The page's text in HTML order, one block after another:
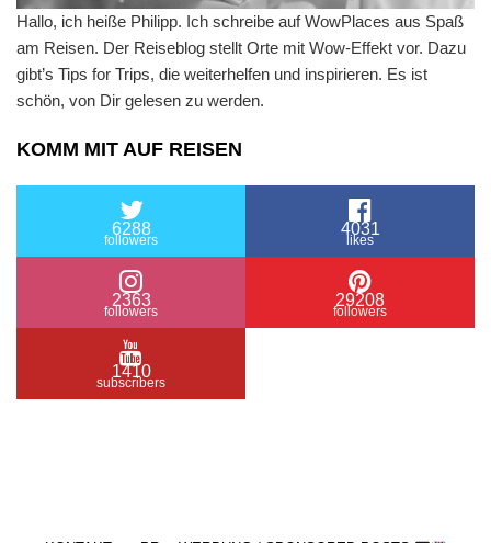
Hallo, ich heiße Philipp. Ich schreibe auf WowPlaces aus Spaß
am Reisen. Der Reiseblog stellt Orte mit Wow-Effekt vor. Dazu
gibt’s Tips for Trips, die weiterhelfen und inspirieren. Es ist
schön, von Dir gelesen zu werden.
KOMM MIT AUF REISEN
6288
followers
4031
likes
2363
followers
29208
followers
1410
subscribers